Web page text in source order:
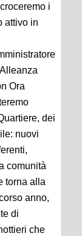
i
attivo in
Ora
dei
nuovi
comunità
torna alla
anno,
di
che